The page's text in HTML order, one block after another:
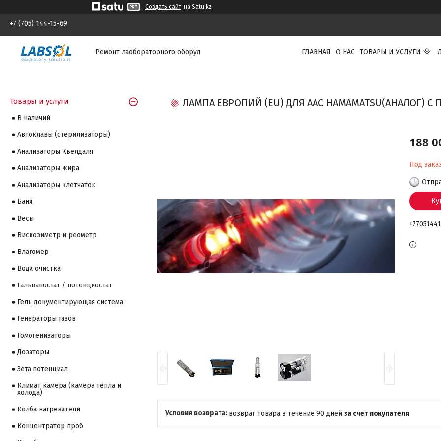
Создать сайт на Satu.kz
+7 (705) 144-15-69
Ремонт лаобораторного оборуд ГЛАВНАЯ О НАС ТОВАРЫ И УСЛУГИ
ЛАМПА ЕВРОПИЙ (EU) ДЛЯ ААС HAMAMATSU(АНАЛОГ) С
188
Под
возврат товара в течение 90 дней за счет покупателя
Товары и услуги
В наличий
Автоклавы (стерилизаторы)
Анализаторы Кьелдаля
Анализаторы жира
Анализаторы клетчаток
Баня
Весы
Вискозиметр и реометр
Влагомер
Вода очистка
Гальваностат / потенциостат
Гель документирующая система
Генераторы газов
Гомогенизаторы
Дозаторы
Зета потенциал
Климат камера (камера тепла и
холода)
Колба нагреватели
Концентратор проб